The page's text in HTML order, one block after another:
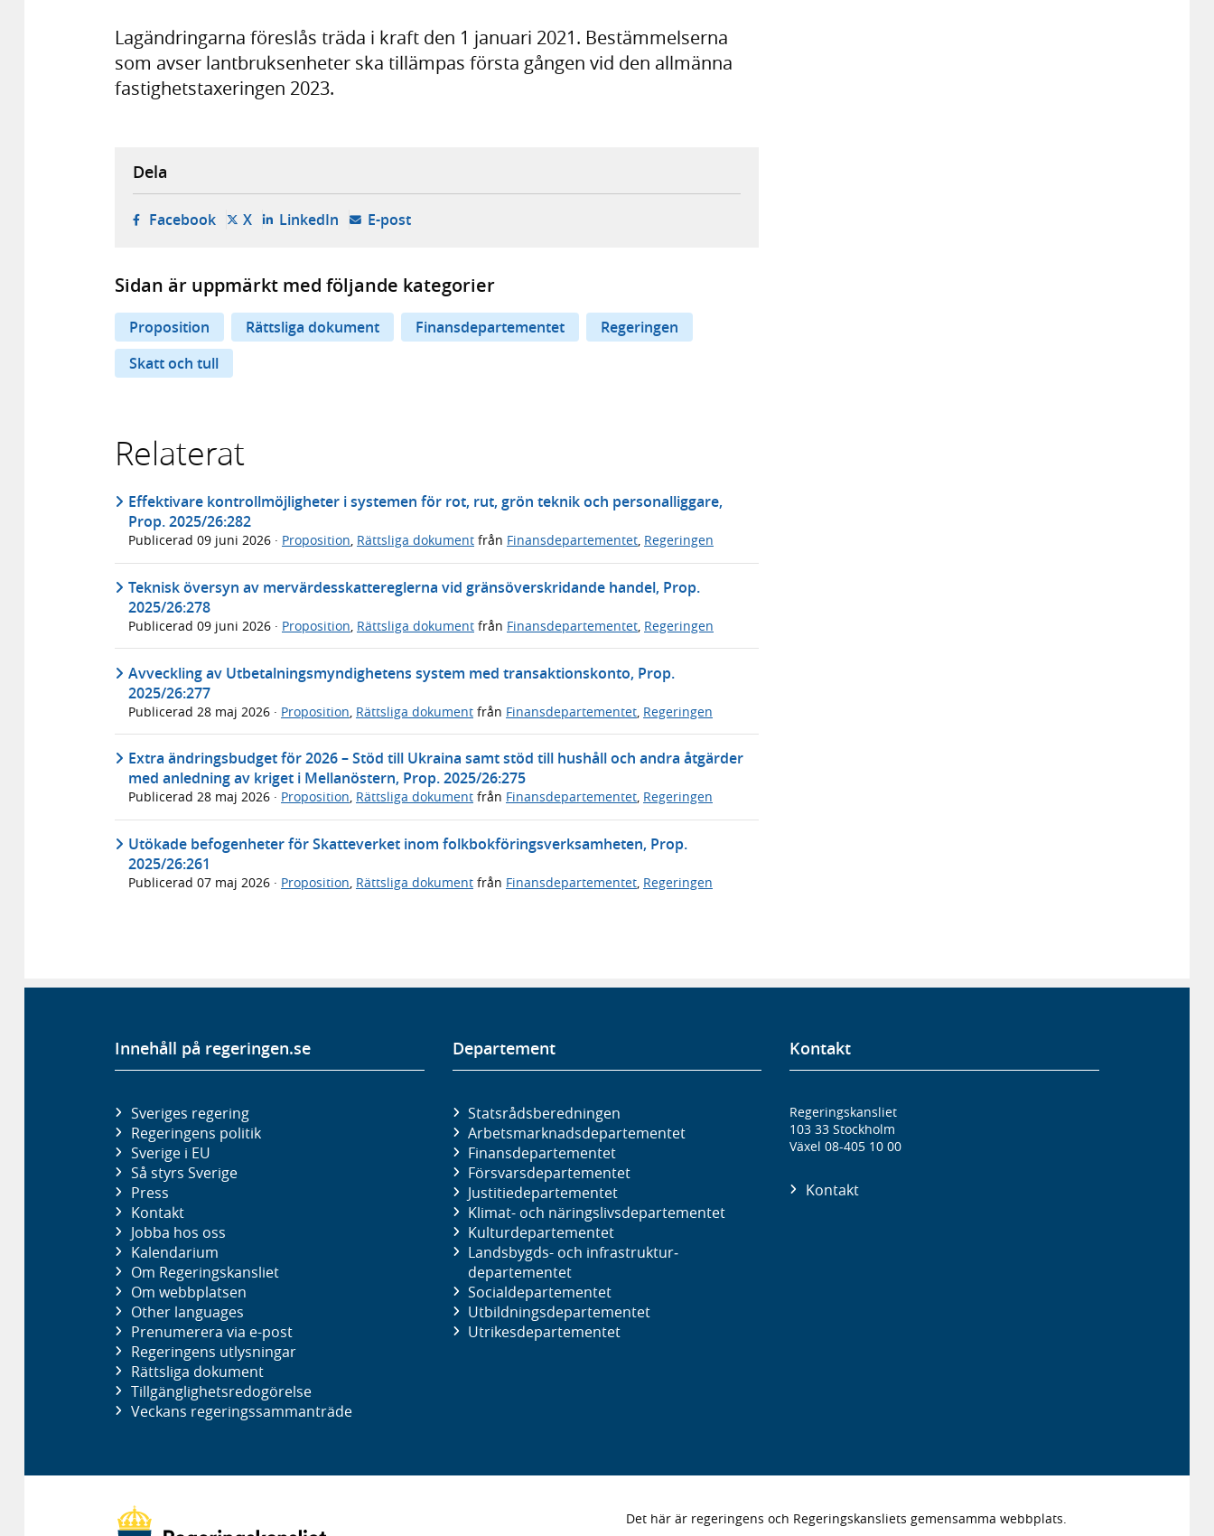
Lagändringarna föreslås träda i kraft den 1 januari 2021. Bestämmelserna
som avser lantbruksenheter ska tillämpas första gången vid den allmänna
fastighetstaxeringen 2023.
Dela
Facebook- öppnas i ny flik, extern webbplats,
X- öppnas i ny flik, extern webbplats,
LinkedIn- öppnas i ny flik, extern webbplats,
E-post- öppnar din e-postklient,
Sidan är uppmärkt med följande kategorier
Proposition Rättsliga dokument Finansdepartementet
Regeringen
Skatt och tull
Relaterat
Effektivare kontrollmöjligheter i systemen för rot, rut, grön teknik och personalliggare,
Prop. 2025/26:282
Publicerad 09 juni 2026 · Proposition, Rättsliga dokument från Finansdepartementet, Regeringen
Teknisk översyn av mervärdesskattereglerna vid gränsöverskridande handel, Prop.
2025/26:278
Publicerad 09 juni 2026 · Proposition, Rättsliga dokument från Finansdepartementet, Regeringen
Avveckling av Utbetalningsmyndighetens system med transaktionskonto, Prop.
2025/26:277
Publicerad 28 maj 2026 · Proposition Rättsliga dokument från Finansdepartementet Regeringen
Extra ändringsbudget för 2026 – Stöd till Ukraina samt stöd till hushåll och andra åtgärder
med anledning av kriget i Mellanöstern, Prop. 2025/26:275
Publicerad 28 maj 2026 · Proposition, Rättsliga dokument från Finansdepartementet, Regeringen
Utökade befogenheter för Skatteverket inom folkbokföringsverksamheten, Prop.
2025/26:261
Publicerad 07 maj 2026 · Proposition, Rättsliga dokument från Finansdepartementet, Regeringen
Innehåll på regeringen.se
Sveriges regering
Regeringens politik
Sverige i EU
Så styrs Sverige
Press
Kontakt
Jobba hos oss
Kalendarium
Om Regeringskansliet
Om webbplatsen
Other languages
Prenumerera via e-post
Regeringens utlysningar
Rättsliga dokument
Tillgänglighetsredogörelse
Veckans regeringssammanträde
Departement
Statsrådsberedningen
Arbetsmarknads­departementet
Finans­departementet
Försvars­departementet
Justitie­departementet
Klimat- och näringslivs­departementet
Kultur­departementet
Landsbygds- och infrastruktur­
departementet
Social­departementet
Utbildnings­departementet
Utrikes­departementet
Kontakt
Regeringskansliet
103 33 Stockholm
Växel 08-405 10 00
Kontakt
Det här är regeringens och Regeringskansliets gemensamma webbplats.